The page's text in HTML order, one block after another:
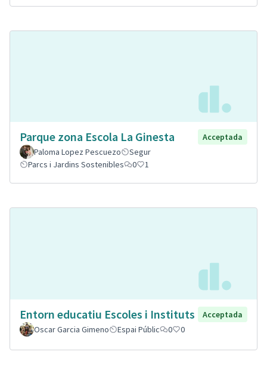
Parque zona Escola La Ginesta
Acceptada
Paloma Lopez Pescuezo
Segur
Parcs i Jardins Sostenibles
0 1
Entorn educatiu Escoles i Instituts
Acceptada
Oscar Garcia Gimeno
Espai Públic 0 0